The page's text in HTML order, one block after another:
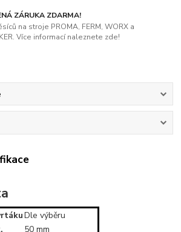
ZÁRUKA ZDARMA!
na stroje PROMA, FERM, WORX a
Více informací naleznete zde!
Dle výběru
50 mm